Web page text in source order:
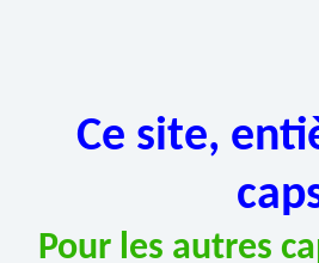
Ce site,
Pour les autres